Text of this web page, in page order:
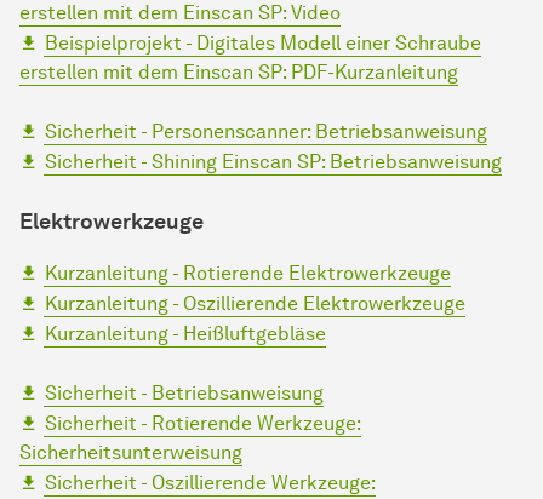
erstellen mit dem Einscan SP: Video
Beispielprojekt - Digitales Modell einer Schraube
erstellen mit dem Einscan SP: PDF-Kurzanleitung
Sicherheit - Personenscanner: Betriebsanweisung
Sicherheit - Shining Einscan SP: Betriebsanweisung
Elektrowerkzeuge
Kurzanleitung - Rotierende Elektrowerkzeuge
Kurzanleitung - Oszillierende Elektrowerkzeuge
Kurzanleitung - Heißluftgebläse
Sicherheit - Betriebsanweisung
Sicherheit - Rotierende Werkzeuge:
Sicherheitsunterweisung
Sicherheit - Oszillierende Werkzeuge: